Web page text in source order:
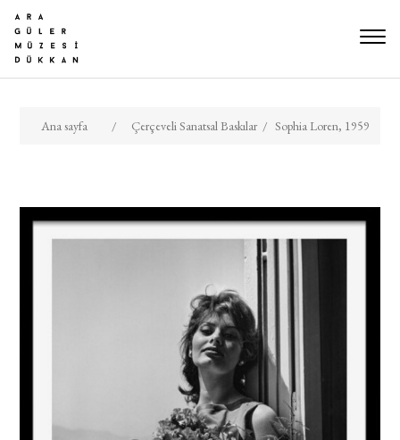
Ana sayfa / Çerçeveli Sanatsal Baskılar / Sophia Loren, 1959